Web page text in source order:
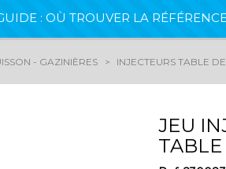
: OÙ TROUVER LA
- GAZINIÈRES INJECTEURS TABLE
JEU